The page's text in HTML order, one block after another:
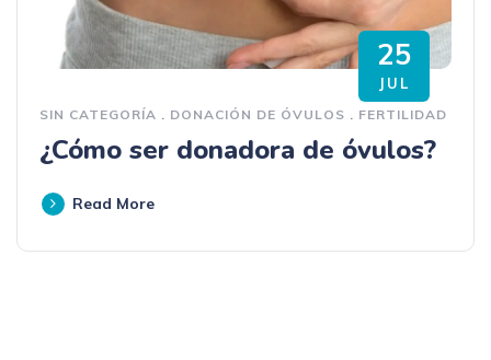
25
JUL
SIN CATEGORÍA . DONACIÓN DE ÓVULOS . FERTILIDAD
¿Cómo ser donadora de óvulos?
Read More